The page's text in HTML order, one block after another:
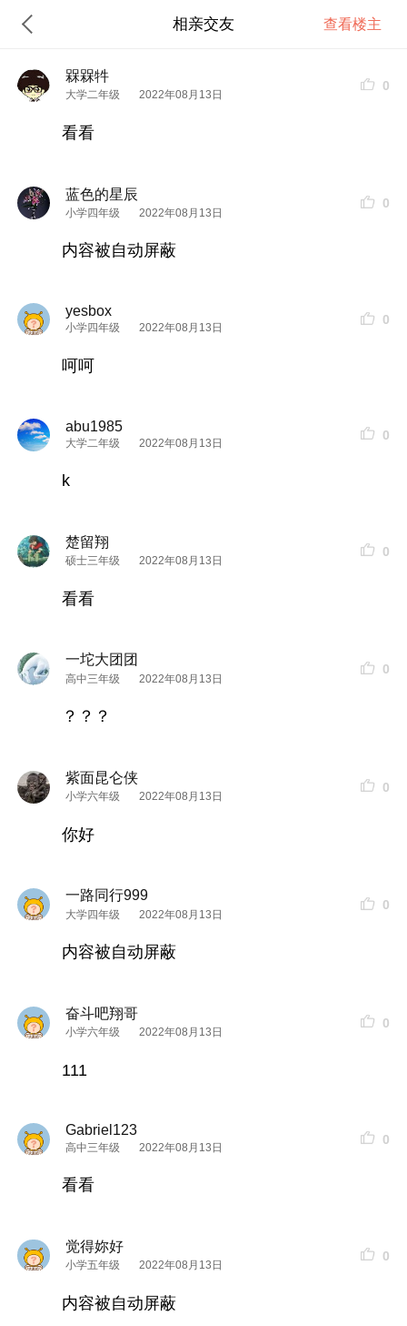
相亲交友 查看楼主
槑槑牪
大学二年级 2022年08月13日
0
看看
蓝色的星辰
小学四年级 2022年08月13日
0
内容被自动屏蔽
yesbox
小学四年级 2022年08月13日
0
呵呵
abu1985
大学二年级 2022年08月13日
0
k
楚留翔
硕士三年级 2022年08月13日
0
看看
一坨大团团
高中三年级 2022年08月13日
0
？？？
紫面昆仑侠
小学六年级 2022年08月13日
0
你好
一路同行999
大学四年级 2022年08月13日
0
内容被自动屏蔽
奋斗吧翔哥
小学六年级 2022年08月13日
0
111
Gabriel123
高中三年级 2022年08月13日
0
看看
觉得妳好
小学五年级 2022年08月13日
0
内容被自动屏蔽